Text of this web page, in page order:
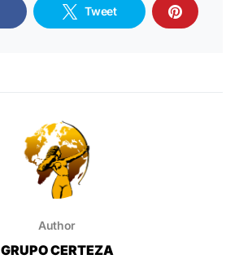
Tweet
Author
GRUPO CERTEZA